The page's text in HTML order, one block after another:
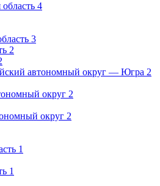
область 4
3
2
автономный округ — Югра 2
округ 2
округ 2
1
1